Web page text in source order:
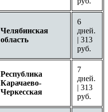
Челябинская
область
6
дней.
| 313
руб.
Республика
Карачаево-
Черкесская
7
дней.
| 313
руб.